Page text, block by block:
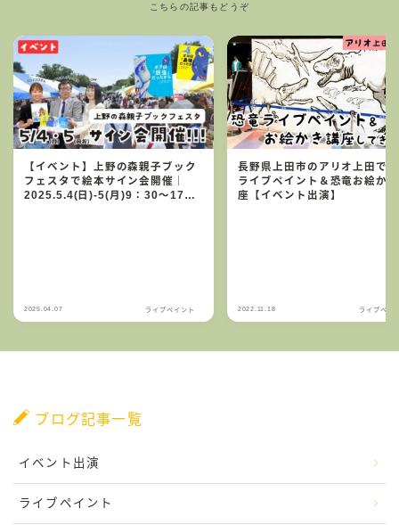
こちらの記事もどうぞ
【イベント】上野の森親子ブック
フェスタで絵本サイン会開催｜
2025.5.4(日)-5(月)9：30～17：
2025.04.07 ライブペイント
長野県上田市のアリオ上田で
ライブペイント＆恐竜お絵か
座【イベント出演】
2022.11.18 ライブペイ
ブログ記事一覧
イベント出演
ライブペイント